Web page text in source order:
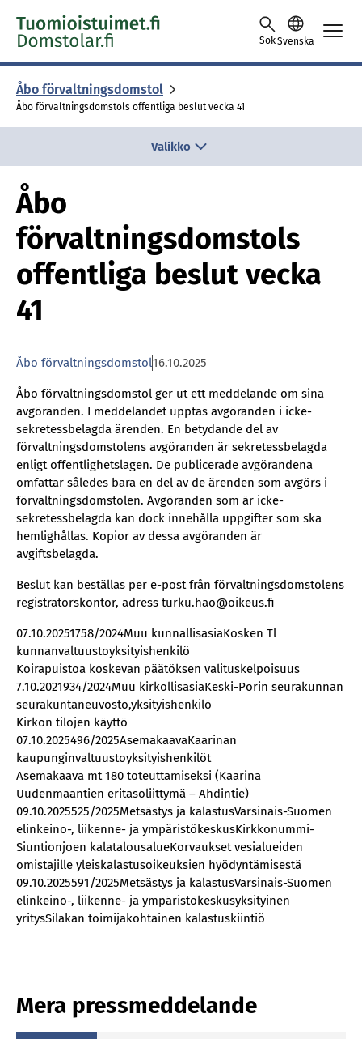
Skip to content -saavutettavuusohje
SökSvenska
Åbo för­valt­nings­dom­stol
Åbo förvaltningsdomstols offentliga beslut vecka 41
Valikko
Åbo
förvaltningsdomstols
offentliga beslut vecka
41
Åbo förvaltningsdomstol16.10.2025
Åbo förvaltningsdomstol ger ut ett meddelande om sina
avgöranden. I meddelandet upptas avgöranden i icke-
sekretessbelagda ärenden. En betydande del av
förvaltningsdomstolens avgöranden är sekretessbelagda
enligt offentlighetslagen. De publicerade avgörandena
omfattar således bara en del av de ärenden som avgörs i
förvaltningsdomstolen. Avgöranden som är icke-
sekretessbelagda kan dock innehålla uppgifter som ska
hemlighållas. Kopior av dessa avgöranden är
avgiftsbelagda.
Beslut kan beställas per e-post från förvaltningsdomstolens
registratorskontor, adress turku.hao@oikeus.fi
07.10.20251758/2024Muu kunnallisasiaKosken Tl
kunnanvaltuustoyksityishenkilö
Koirapuistoa koskevan päätöksen valituskelpoisuus
7.10.2021934/2024Muu kirkollisasiaKeski-Porin seurakunnan
seurakuntaneuvosto,yksityishenkilö
Kirkon tilojen käyttö
07.10.2025496/2025AsemakaavaKaarinan
kaupunginvaltuustoyksityishenkilöt
Asemakaava mt 180 toteuttamiseksi (Kaarina
Uudenmaantien eritasoliittymä – Ahdintie)
09.10.2025525/2025Metsästys ja kalastusVarsinais-Suomen
elinkeino-, liikenne- ja ympäristökeskusKirkkonummi-
Siuntionjoen kalatalousalueKorvaukset vesialueiden
omistajille yleiskalastusoikeuksien hyödyntämisestä
09.10.2025591/2025Metsästys ja kalastusVarsinais-Suomen
elinkeino-, liikenne- ja ympäristökeskusyksityinen
yritysSilakan toimijakohtainen kalastuskiintiö
Mera pressmeddelande